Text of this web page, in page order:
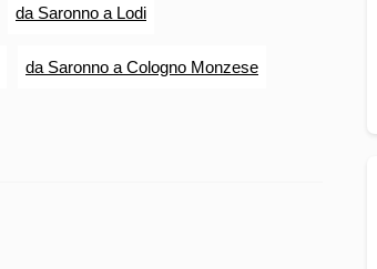
da Saronno a Lodi
da Saronno a Cologno Monzese